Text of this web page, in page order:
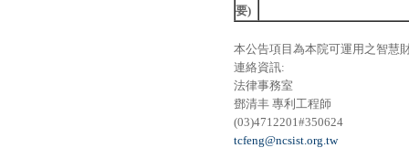
要)
本公告項目為本院可運用之智慧
連絡資訊:
法律事務室
鄧清丰 專利工程師
(03)4712201#350624
tcfeng@ncsist.org.tw